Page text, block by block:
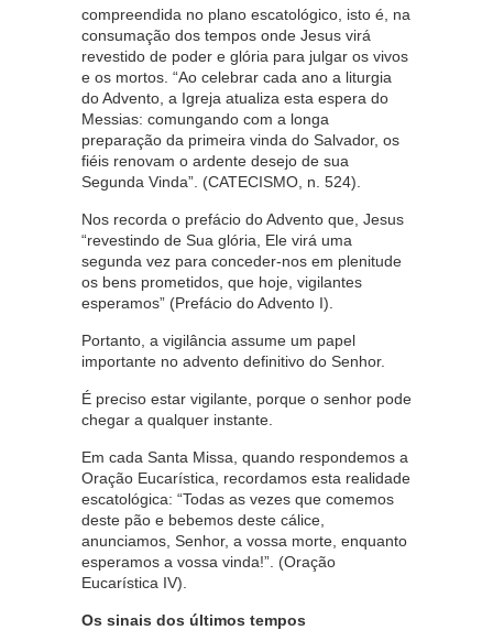
compreendida no plano escatológico, isto é, na
consumação dos tempos onde Jesus virá
revestido de poder e glória para julgar os vivos
e os mortos. “Ao celebrar cada ano a liturgia
do Advento, a Igreja atualiza esta espera do
Messias: comungando com a longa
preparação da primeira vinda do Salvador, os
fiéis renovam o ardente desejo de sua
Segunda Vinda”. (CATECISMO, n. 524).
Nos recorda o prefácio do Advento que, Jesus
“revestindo de Sua glória, Ele virá uma
segunda vez para conceder-nos em plenitude
os bens prometidos, que hoje, vigilantes
esperamos” (Prefácio do Advento I).
Portanto, a vigilância assume um papel
importante no advento definitivo do Senhor.
É preciso estar vigilante, porque o senhor pode
chegar a qualquer instante.
Em cada Santa Missa, quando respondemos a
Oração Eucarística, recordamos esta realidade
escatológica: “Todas as vezes que comemos
deste pão e bebemos deste cálice,
anunciamos, Senhor, a vossa morte, enquanto
esperamos a vossa vinda!”. (Oração
Eucarística IV).
Os sinais dos últimos tempos